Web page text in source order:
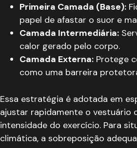
Primeira Camada (Base):
papel de afastar o suor e
Camada Intermediária:
calor gerado pelo corpo.
Camada Externa: Protege
como uma barreira
Essa estratégia é adotada em
ajustar rapidamente o vestuário
intensidade do exercício. Para
climática, a sobreposição